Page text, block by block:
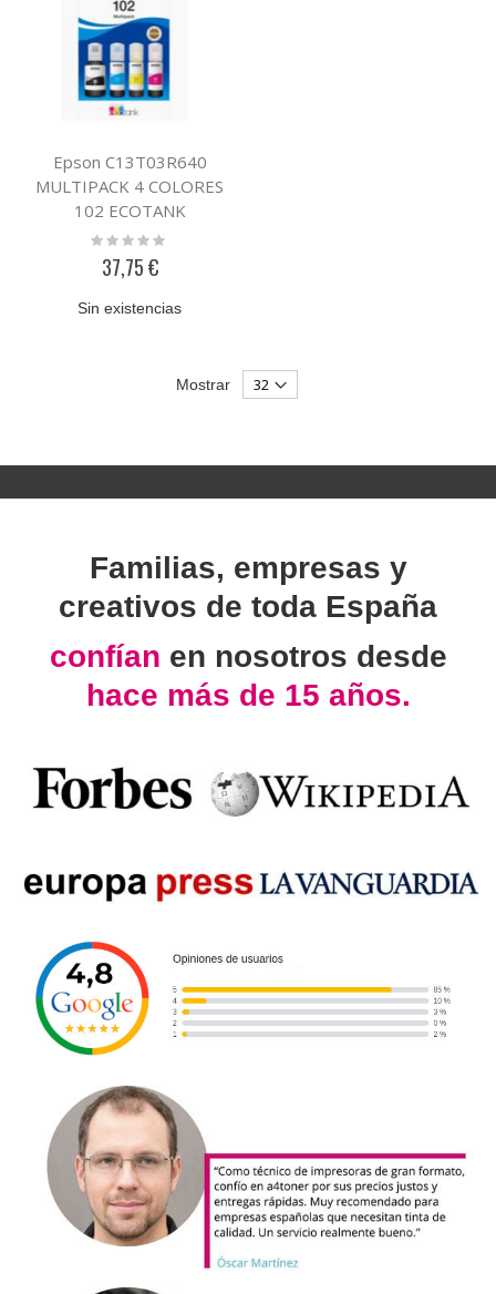
Epson C13T03R640
MULTIPACK 4 COLORES
102 ECOTANK
Rating:
37,75 €
Sin existencias
Mostrar
Familias, empresas y
creativos de toda España
confían en nosotros desde
hace más de 15 años.